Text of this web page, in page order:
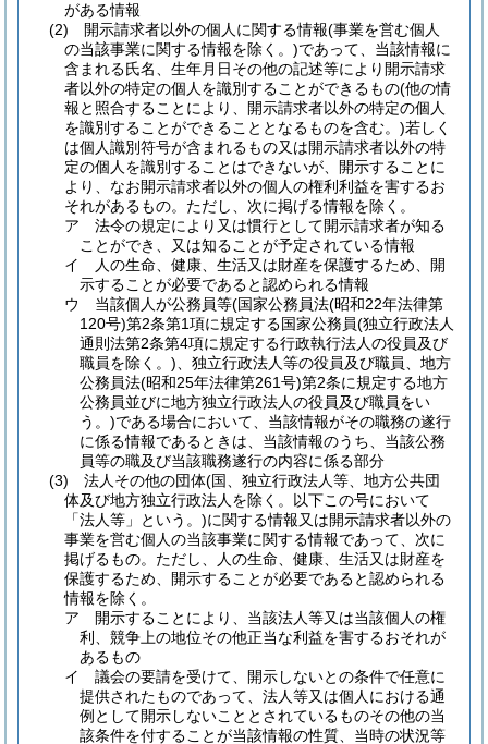
がある情報
(2)
開示請求者以外の個人に関する情報(事業を営む個人
の当該事業に関する情報を除く。)であって、当該情報に
含まれる氏名、生年月日その他の記述等により開示請求
者以外の特定の個人を識別することができるもの(他の情
報と照合することにより、開示請求者以外の特定の個人
を識別することができることとなるものを含む。)若しく
は個人識別符号が含まれるもの又は開示請求者以外の特
定の個人を識別することはできないが、開示することに
より、なお開示請求者以外の個人の権利利益を害するお
それがあるもの。 ただし、次に掲げる情報を除く。
ア
法令の規定により又は慣行として開示請求者が知る
ことができ、又は知ることが予定されている情報
イ
人の生命、健康、生活又は財産を保護するため、開
示することが必要であると認められる情報
ウ
当該個人が公務員等(国家公務員法(昭和22年法律第
120号)第2条第1項に規定する国家公務員(独立行政法人
通則法第2条第4項に規定する行政執行法人の役員及び
職員を除く。) 、独立行政法人等の役員及び職員、地方
公務員法(昭和25年法律第261号)第2条に規定する地方
公務員並びに地方独立行政法人の役員及び職員をい
う。)である場合において、当該情報がその職務の遂行
に係る情報であるときは、当該情報のうち、当該公務
員等の職及び当該職務遂行の内容に係る部分
(3)
法人その他の団体(国、独立行政法人等、地方公共団
体及び地方独立行政法人を除く。以下この号において
「法人等」という。)に関する情報又は開示請求者以外の
事業を営む個人の当該事業に関する情報であって、次に
掲げるもの。 ただし、人の生命、健康、生活又は財産を
保護するため、開示することが必要であると認められる
情報を除く。
ア
開示することにより、当該法人等又は当該個人の権
利、競争上の地位その他正当な利益を害するおそれが
あるもの
イ
議会の要請を受けて、開示しないとの条件で任意に
提供されたものであって、法人等又は個人における通
例として開示しないこととされているものその他の当
該条件を付することが当該情報の性質、当時の状況等